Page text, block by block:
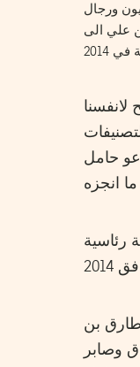
ورجال
علي الى
حامل
رئاسية
طارق بن
وصابر